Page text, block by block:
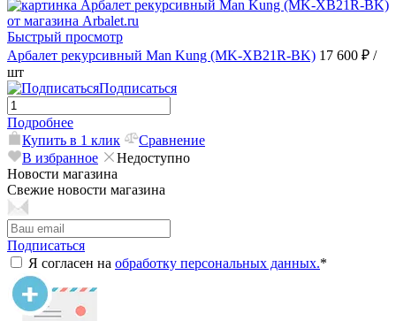
Быстрый просмотр
Арбалет рекурсивный Man Kung (MK-XB21R-BK) 17 600 ₽ /
шт
Подписаться
Подробнее
Купить в 1 клик
Сравнение
В избранное
Недоступно
Новости магазина
Свежие новости магазина
Подписаться
Я согласен на обработку персональных данных.*